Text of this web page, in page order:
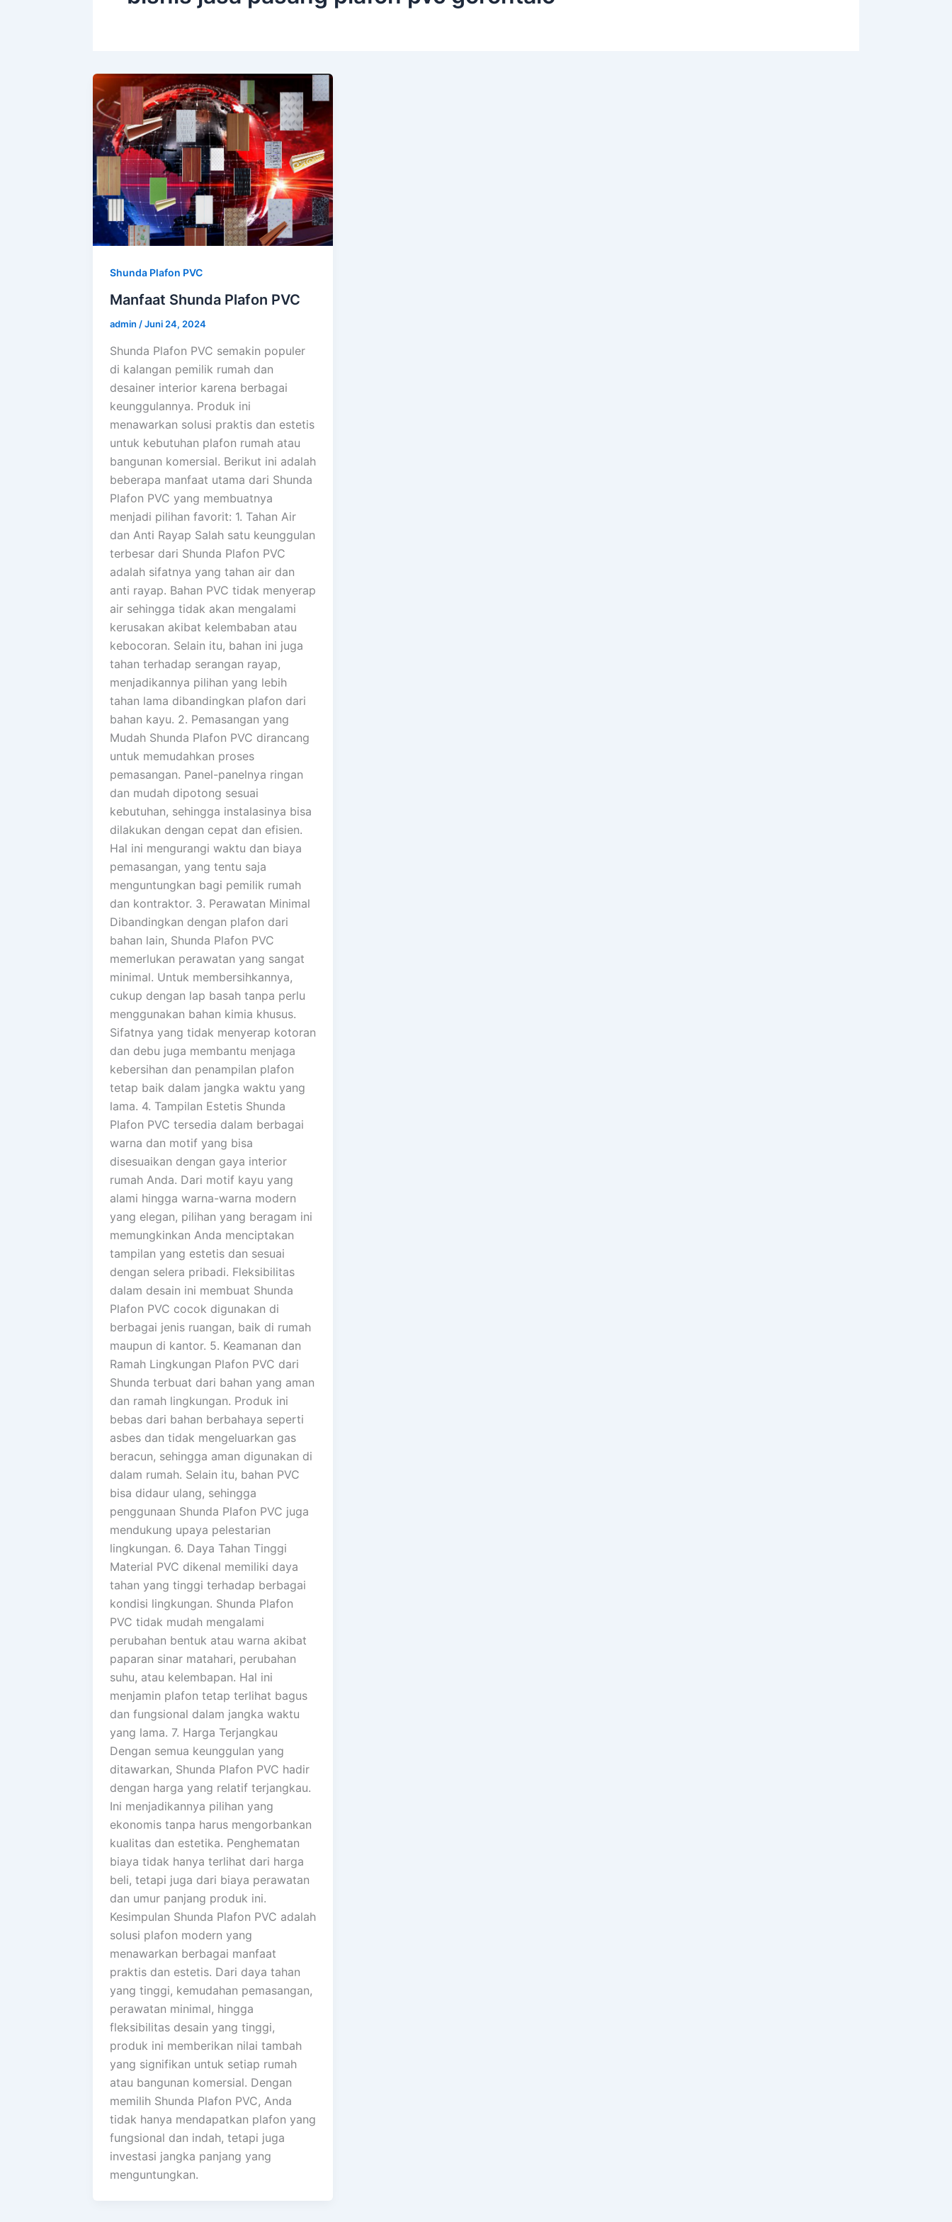
Shunda Plafon PVC
Manfaat Shunda Plafon PVC
admin /Juni 24, 2024
Shunda Plafon PVC semakin populer
di kalangan pemilik rumah dan
desainer interior karena berbagai
keunggulannya. Produk ini
menawarkan solusi praktis dan estetis
untuk kebutuhan plafon rumah atau
bangunan komersial. Berikut ini adalah
beberapa manfaat utama dari Shunda
Plafon PVC yang membuatnya
menjadi pilihan favorit: 1. Tahan Air
dan Anti Rayap Salah satu keunggulan
terbesar dari Shunda Plafon PVC
adalah sifatnya yang tahan air dan
anti rayap. Bahan PVC tidak menyerap
air sehingga tidak akan mengalami
kerusakan akibat kelembaban atau
kebocoran. Selain itu, bahan ini juga
tahan terhadap serangan rayap,
menjadikannya pilihan yang lebih
tahan lama dibandingkan plafon dari
bahan kayu. 2. Pemasangan yang
Mudah Shunda Plafon PVC dirancang
untuk memudahkan proses
pemasangan. Panel-panelnya ringan
dan mudah dipotong sesuai
kebutuhan, sehingga instalasinya bisa
dilakukan dengan cepat dan efisien.
Hal ini mengurangi waktu dan biaya
pemasangan, yang tentu saja
menguntungkan bagi pemilik rumah
dan kontraktor. 3. Perawatan Minimal
Dibandingkan dengan plafon dari
bahan lain, Shunda Plafon PVC
memerlukan perawatan yang sangat
minimal. Untuk membersihkannya,
cukup dengan lap basah tanpa perlu
menggunakan bahan kimia khusus.
Sifatnya yang tidak menyerap kotoran
dan debu juga membantu menjaga
kebersihan dan penampilan plafon
tetap baik dalam jangka waktu yang
lama. 4. Tampilan Estetis Shunda
Plafon PVC tersedia dalam berbagai
warna dan motif yang bisa
disesuaikan dengan gaya interior
rumah Anda. Dari motif kayu yang
alami hingga warna-warna modern
yang elegan, pilihan yang beragam ini
memungkinkan Anda menciptakan
tampilan yang estetis dan sesuai
dengan selera pribadi. Fleksibilitas
dalam desain ini membuat Shunda
Plafon PVC cocok digunakan di
berbagai jenis ruangan, baik di rumah
maupun di kantor. 5. Keamanan dan
Ramah Lingkungan Plafon PVC dari
Shunda terbuat dari bahan yang aman
dan ramah lingkungan. Produk ini
bebas dari bahan berbahaya seperti
asbes dan tidak mengeluarkan gas
beracun, sehingga aman digunakan di
dalam rumah. Selain itu, bahan PVC
bisa didaur ulang, sehingga
penggunaan Shunda Plafon PVC juga
mendukung upaya pelestarian
lingkungan. 6. Daya Tahan Tinggi
Material PVC dikenal memiliki daya
tahan yang tinggi terhadap berbagai
kondisi lingkungan. Shunda Plafon
PVC tidak mudah mengalami
perubahan bentuk atau warna akibat
paparan sinar matahari, perubahan
suhu, atau kelembapan. Hal ini
menjamin plafon tetap terlihat bagus
dan fungsional dalam jangka waktu
yang lama. 7. Harga Terjangkau
Dengan semua keunggulan yang
ditawarkan, Shunda Plafon PVC hadir
dengan harga yang relatif terjangkau.
Ini menjadikannya pilihan yang
ekonomis tanpa harus mengorbankan
kualitas dan estetika. Penghematan
biaya tidak hanya terlihat dari harga
beli, tetapi juga dari biaya perawatan
dan umur panjang produk ini.
Kesimpulan Shunda Plafon PVC adalah
solusi plafon modern yang
menawarkan berbagai manfaat
praktis dan estetis. Dari daya tahan
yang tinggi, kemudahan pemasangan,
perawatan minimal, hingga
fleksibilitas desain yang tinggi,
produk ini memberikan nilai tambah
yang signifikan untuk setiap rumah
atau bangunan komersial. Dengan
memilih Shunda Plafon PVC, Anda
tidak hanya mendapatkan plafon yang
fungsional dan indah, tetapi juga
investasi jangka panjang yang
menguntungkan.